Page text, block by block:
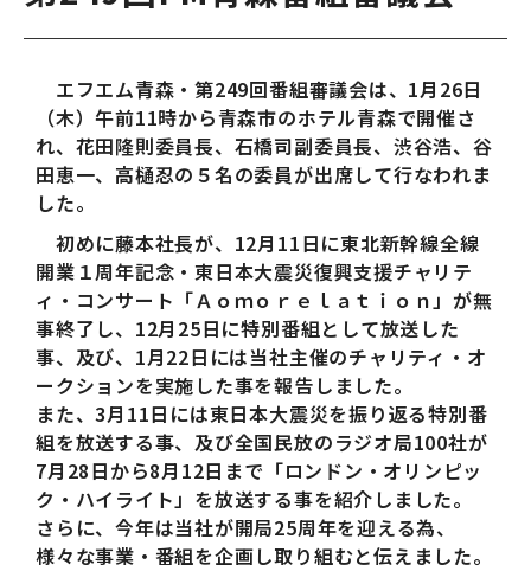
エフエム青森・第249回番組審議会は、1月26日
（木）午前11時から青森市のホテル青森で開催さ
れ、花田隆則委員長、石橋司副委員長、渋谷浩、谷
田恵一、高樋忍の５名の委員が出席して行なわれま
した。
初めに藤本社長が、12月11日に東北新幹線全線
開業１周年記念・東日本大震災復興支援チャリテ
ィ・コンサート「Ａｏｍｏｒｅｌａｔｉｏｎ」が無
事終了し、12月25日に特別番組として放送した
事、及び、1月22日には当社主催のチャリティ・オ
ークションを実施した事を報告しました。
また、3月11日には東日本大震災を振り返る特別番
組を放送する事、及び全国民放のラジオ局100社が
7月28日から8月12日まで「ロンドン・オリンピッ
ク・ハイライト」を放送する事を紹介しました。
さらに、今年は当社が開局25周年を迎える為、
様々な事業・番組を企画し取り組むと伝えました。